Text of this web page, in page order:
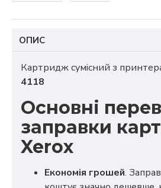
ОПИС
Картридж сумісний з
4118
Основні
заправки
Xerox
Економія грошей.